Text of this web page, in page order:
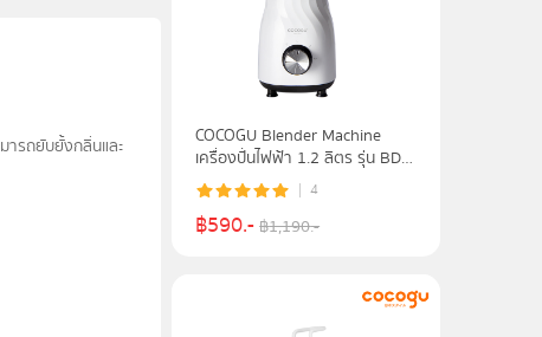
ารถยับยั้งกลิ่นและ
COCOGU Blender Machine
เครื่องปั่นไฟฟ้า 1.2 ลิตร รุ่น BD-
C1 - รับประกัน 2 ปี
4
฿590.-฿1,190.-